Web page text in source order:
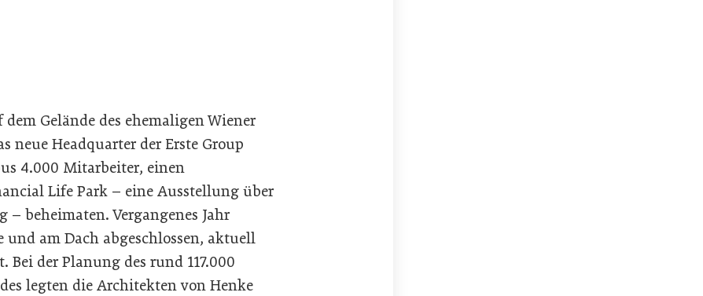
Gelände des ehemaligen Wiener
neue Headquarter der Erste Group
4.000 Mitarbeiter, einen
Life Park – eine Ausstellung über
beheimaten. Vergangenes Jahr
und am Dach abgeschlossen, aktuell
der Planung des rund 117.000
legten die Architekten von Henke